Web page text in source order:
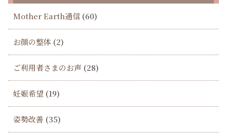
Mother Earth通信 (60)
お顔の整体 (2)
ご利用者さまのお声 (28)
妊娠希望 (19)
姿勢改善 (35)